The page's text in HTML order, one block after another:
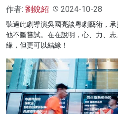
作者: 劉銳紹 2024-10-28
聽過此劇導演吳國亮談粵劇藝術，
他不斷嘗試。在在說明，心、力、
緣，但更可以結緣！